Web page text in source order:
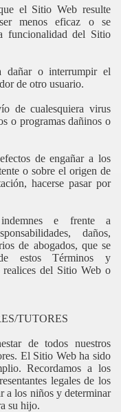
el Sitio Web resulte
menos eficaz o se
funcionalidad del Sitio
dañar o interrumpir el
de otro usuario.
de cualesquiera virus
o programas dañinos o
de engañar a los
o sobre el origen de
hacerse pasar por
indemnes e frente a
daños,
de abogados, que se
estos Términos y
del Sitio Web o
TUTORES
de todos nuestros
El Sitio Web ha sido
Recordamos a los
legales de los
a los niños y determinar
su hijo.